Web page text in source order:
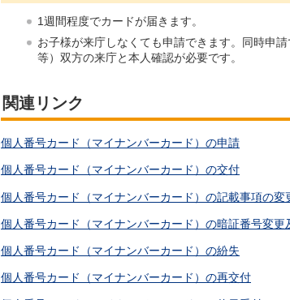
1週間程度でカードが届きます。
お子様が来庁しなくても申請できます。同時申
等）双方の来庁と本人確認が必要です。
関連リンク
個人番号カード（マイナンバーカード）の申請
個人番号カード（マイナンバーカード）の交付
個人番号カード（マイナンバーカード）の記載事項の変
個人番号カード（マイナンバーカード）の暗証番号変更
個人番号カード（マイナンバーカード）の紛失
個人番号カード（マイナンバーカード）の再交付